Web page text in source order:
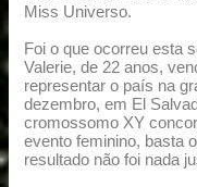
Miss Universo.
Foi o que ocorreu esta
Valerie, de 22 anos,
representar o país na
dezembro, em El
cromossomo XY
evento feminino, basta
resultado não foi nada